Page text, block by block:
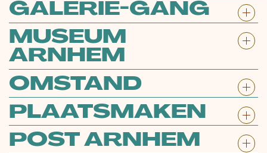
GALERIE-GANG
MUSEUM
ARNHEM
OMSTAND
PLAATSMAKEN
POST ARNHEM